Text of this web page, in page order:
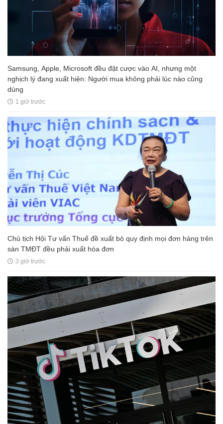
Samsung, Apple, Microsoft đều đặt cược vào AI, nhưng một
nghịch lý đang xuất hiện: Người mua không phải lúc nào cũng
dùng
1 giờ trước
Chủ tịch Hội Tư vấn Thuế đề xuất bỏ quy định mọi đơn hàng trên
sàn TMĐT đều phải xuất hóa đơn
3 giờ trước